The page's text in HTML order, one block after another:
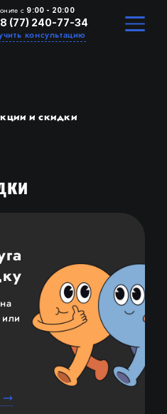
с 9:00 - 20:00
(77) 240-77-34
консультацию
и скидки